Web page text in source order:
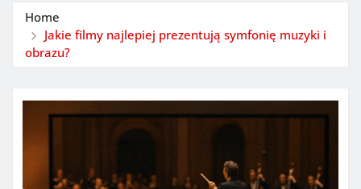
Home
Jakie filmy najlepiej prezentują symfonię muzyki i
obrazu?